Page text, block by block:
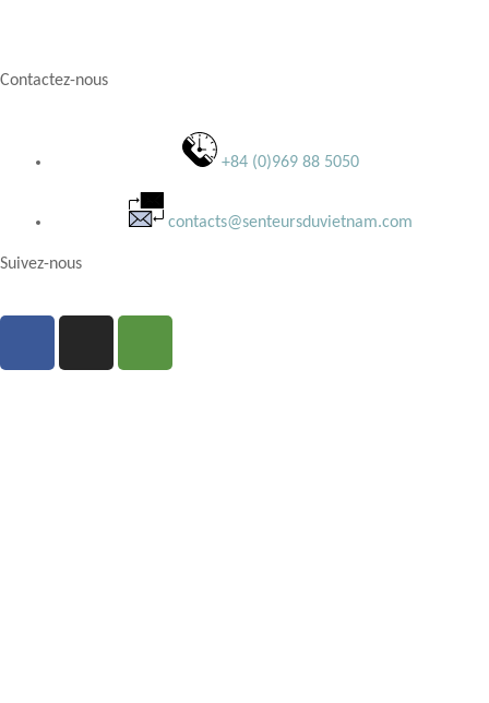
Contactez-nous
+84 (0)969 88 5050
contacts@senteursduvietnam.com
Suivez-nous